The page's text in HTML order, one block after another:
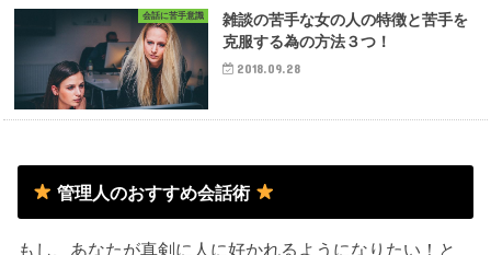
会話に苦手意識
雑談の苦手な女の人の特徴と苦手を
克服する為の方法３つ！
2018.09.28
管理人のおすすめ会話術
もし、あなたが真剣に人に好かれるようになりたい！と